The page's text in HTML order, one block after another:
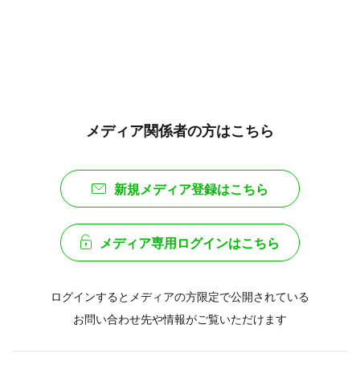
メディア関係者の方はこちら
新規メディア登録はこちら
メディア専用ログインはこちら
ログインするとメディアの方限定で公開されている
お問い合わせ先や情報がご覧いただけます